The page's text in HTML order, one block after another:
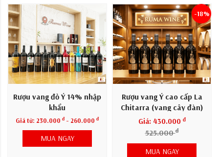
Rượu vang đỏ Ý 14% nhập
khẩu
Giá từ: 230.000 đ - 260.000 đ
MUA NGAY
Rượu vang Ý cao cấp La
Chitarra (vang cây đàn)
Giá: 430.000 đ
525.000đ
-18%
MUA NGAY